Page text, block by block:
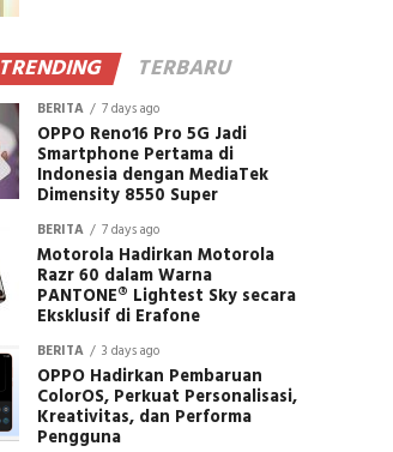
TRENDING TERBARU
BERITA 7 days ago
OPPO Reno16 Pro 5G Jadi
Smartphone Pertama di
Indonesia dengan MediaTek
Dimensity 8550 Super
BERITA 7 days ago
Motorola Hadirkan Motorola
Razr 60 dalam Warna
PANTONE® Lightest Sky secara
Eksklusif di Erafone
BERITA 3 days ago
OPPO Hadirkan Pembaruan
ColorOS, Perkuat Personalisasi,
Kreativitas, dan Performa
Pengguna